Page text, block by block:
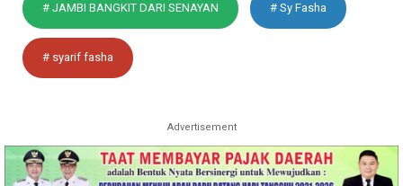
# JAMBI BANGKIT DARI SENAYAN # Sy Fasha
# syarif fasha
Advertisement